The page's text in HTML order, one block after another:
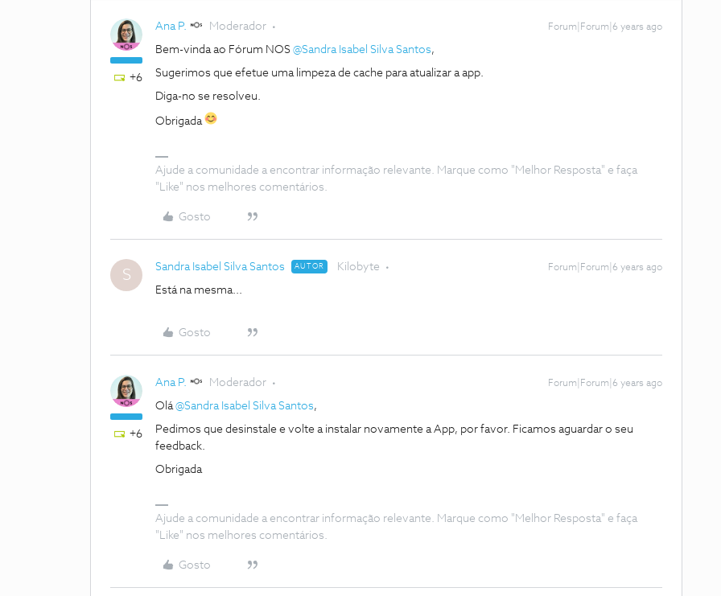
+6
Ana P. Moderador Forum|Forum|6 years ago
Bem-vinda ao Fórum NOS @Sandra Isabel Silva Santos,
Sugerimos que efetue uma limpeza de cache para atualizar a app.
Diga-no se resolveu.
Obrigada
Ajude a comunidade a encontrar informação relevante. Marque como "Melhor Resposta" e faça
"Like" nos melhores comentários.
Gosto
S Sandra Isabel Silva Santos AUTOR Kilobyte Forum|Forum|6 years ago
Está na mesma...
Gosto
+6
Ana P. Moderador Forum|Forum|6 years ago
Olá@Sandra Isabel Silva Santos,
Pedimos que desinstale e volte a instalar novamente a App, por favor. Ficamos aguardar o seu
feedback.
Obrigada
Ajude a comunidade a encontrar informação relevante. Marque como "Melhor Resposta" e faça
"Like" nos melhores comentários.
Gosto